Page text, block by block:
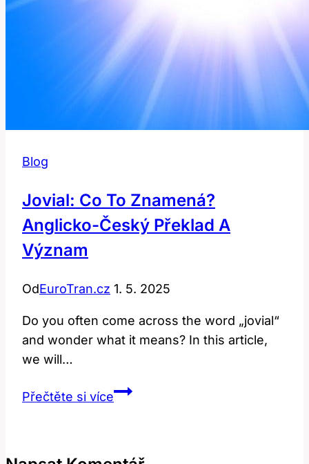
Blog
Jovial: Co To Znamená?
Anglicko-Český Překlad A
Význam
OdEuroTran.cz 1. 5. 2025
Do you often come across the word „jovial“
and wonder what it means? In this article,
we will…
Přečtěte si víceJovial: